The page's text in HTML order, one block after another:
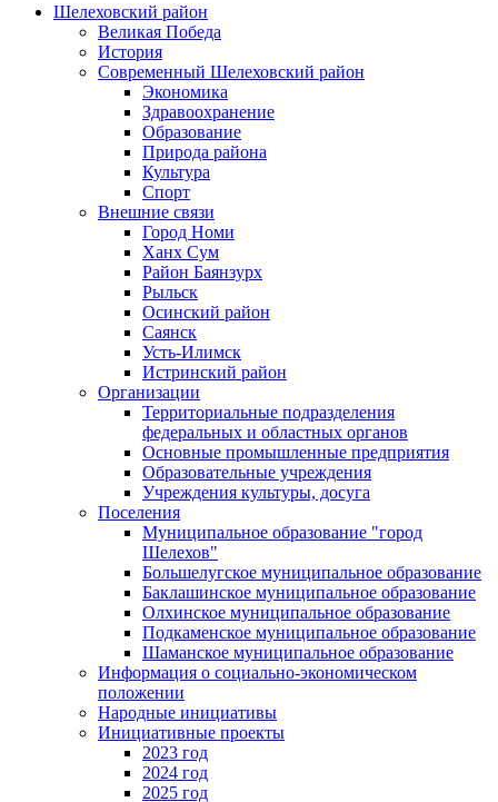
Шелеховский район
Великая Победа
История
Современный Шелеховский район
Экономика
Здравоохранение
Образование
Природа района
Культура
Спорт
Внешние связи
Город Номи
Ханх Сум
Район Баянзурх
Рыльск
Осинский район
Саянск
Усть-Илимск
Истринский район
Организации
Территориальные подразделения
федеральных и областных органов
Основные промышленные предприятия
Образовательные учреждения
Учреждения культуры, досуга
Поселения
Муниципальное образование "город
Шелехов"
Большелугское муниципальное образование
Баклашинское муниципальное образование
Олхинское муниципальное образование
Подкаменское муниципальное образование
Шаманское муниципальное образование
Информация о социально-экономическом
положении
Народные инициативы
Инициативные проекты
2023 год
2024 год
2025 год